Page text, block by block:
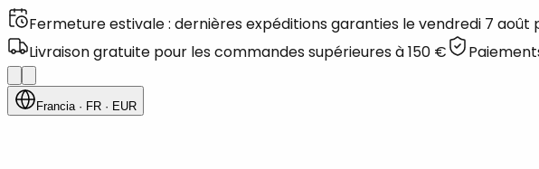
Fermeture estivale : dernières expéditions garanties le vendredi 7 août
Livraison gratuite pour les commandes supérieures à 150 €
Francia· FR · EUR